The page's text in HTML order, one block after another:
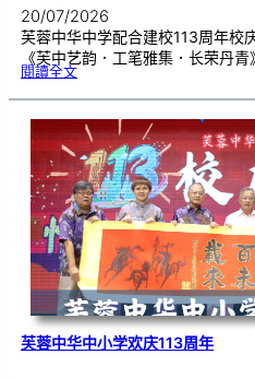
20/07/2026
芙蓉中华中学配合建校113周年校
《芙中艺韵．工笔雅集．长荣丹
閱讀全文:《
艺
．
工
笔
雅
集
．
长
荣
丹
青
》
书
画
展
开
幕
芙蓉中华中小学欢庆113周年